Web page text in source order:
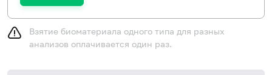
Взятие биоматериала одного типа для разных
анализов оплачивается один раз.